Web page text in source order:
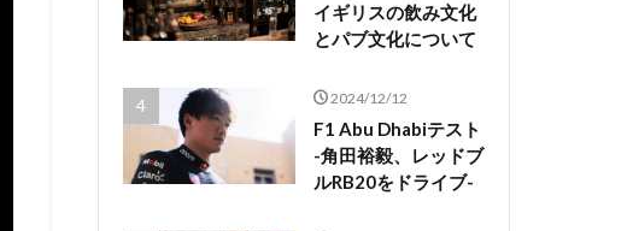
イギリスの飲み文化
とパブ文化について
2024/12/12
F1 Abu Dhabiテスト
-角田裕毅、レッドブ
ルRB20をドライブ-